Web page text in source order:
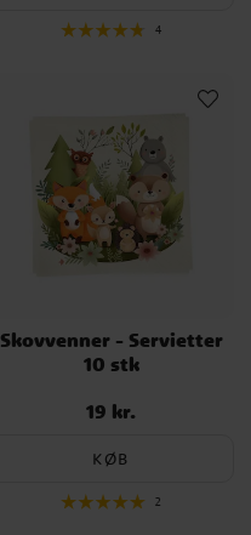
4
Skovvenner - Servietter
10 stk
Pris: 19 kr.
19 kr.
KØB
2